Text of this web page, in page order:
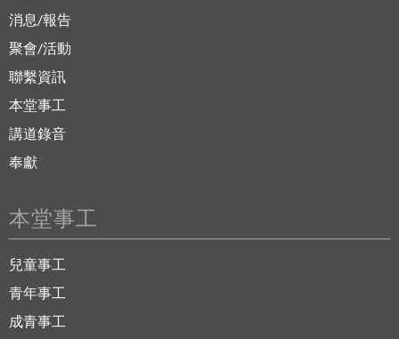
消息/報告
聚會/活動
聯繫資訊
本堂事工
講道錄音
奉獻
本堂事工
兒童事工
青年事工
成青事工